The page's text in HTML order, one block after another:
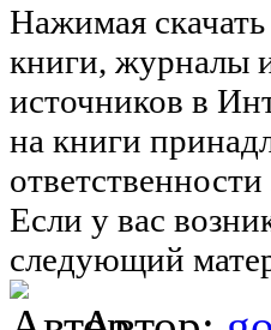
Нажимая
книги, журналы
источников в
на книги
Если у вас
следующий